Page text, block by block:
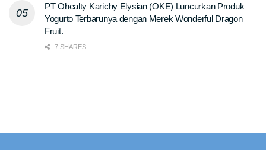
PT Ohealty Karichy Elysian (OKE) Luncurkan Produk
Yogurto Terbarunya dengan Merek Wonderful Dragon
Fruit.
7 SHARES